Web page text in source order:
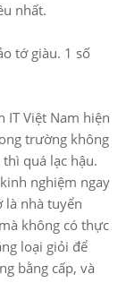
nhất.
tớ giàu. 1 số
IT Việt Nam hiện
trường không
quá lạc hậu.
nghiệm ngay
nhà tuyển
không có thực
loại giỏi để
bằng cấp, và